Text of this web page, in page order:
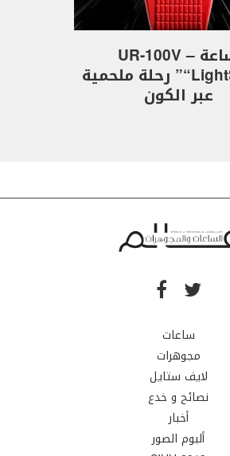
ساعة UR-100V –
“LightSpeed” رحلة ملحمية
عبر الكون
ساعات
مجوهرات
لايف ستايل
نصائح و خدع
أخبار
ألبوم الصور